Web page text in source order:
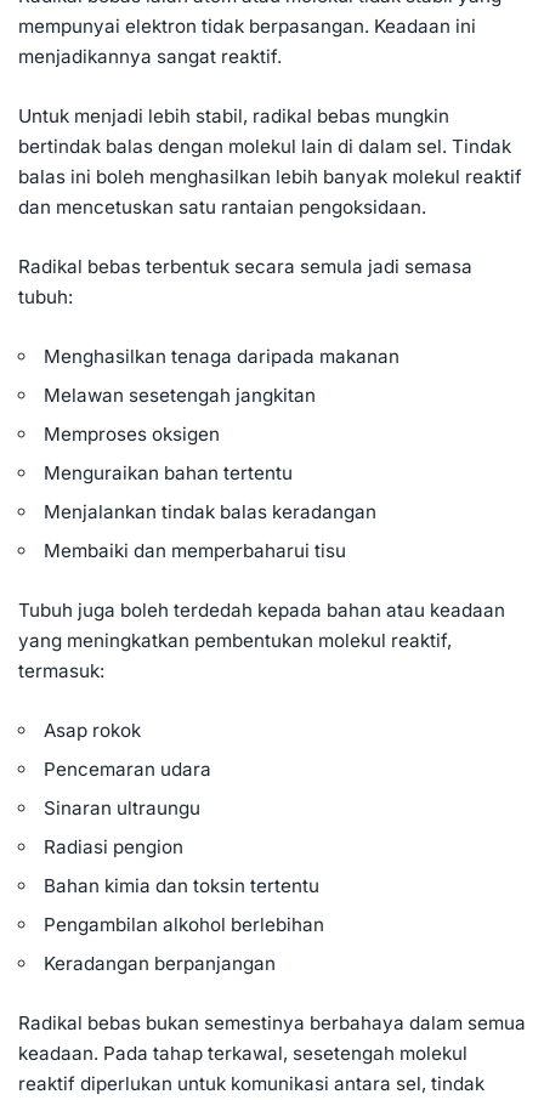
mempunyai elektron tidak berpasangan. Keadaan ini
menjadikannya sangat reaktif.
Untuk menjadi lebih stabil, radikal bebas mungkin
bertindak balas dengan molekul lain di dalam sel. Tindak
balas ini boleh menghasilkan lebih banyak molekul reaktif
dan mencetuskan satu rantaian pengoksidaan.
Radikal bebas terbentuk secara semula jadi semasa
tubuh:
Menghasilkan tenaga daripada makanan
Melawan sesetengah jangkitan
Memproses oksigen
Menguraikan bahan tertentu
Menjalankan tindak balas keradangan
Membaiki dan memperbaharui tisu
Tubuh juga boleh terdedah kepada bahan atau keadaan
yang meningkatkan pembentukan molekul reaktif,
termasuk:
Asap rokok
Pencemaran udara
Sinaran ultraungu
Radiasi pengion
Bahan kimia dan toksin tertentu
Pengambilan alkohol berlebihan
Keradangan berpanjangan
Radikal bebas bukan semestinya berbahaya dalam semua
keadaan. Pada tahap terkawal, sesetengah molekul
reaktif diperlukan untuk komunikasi antara sel, tindak